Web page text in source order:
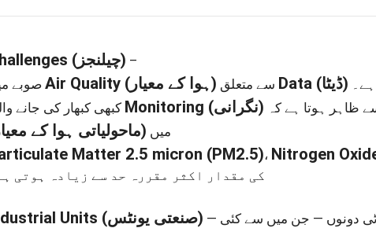
(چیلنجز) –
Air Quality (ہوا کے معیار) Data (ڈیٹا)
Monitoring (نگرانی)
(ماحولیاتی ہوا کے معیار) میں
Matter 2.5 micron (PM2.5)، Nitrogen
کی مقدار اکثر مقررہ حد سے زیادہ ہوتی
Units (صنعتی یونٹس)